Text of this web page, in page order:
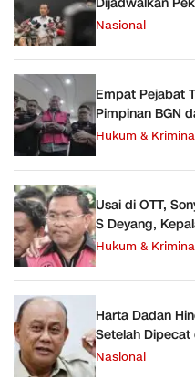
Nasional
Empat Pejabat
Pimpinan BGN
Hukum &
Usai di OTT,
S Deyang,
Hukum &
Harta Dadan
Setelah Dipecat
Nasional